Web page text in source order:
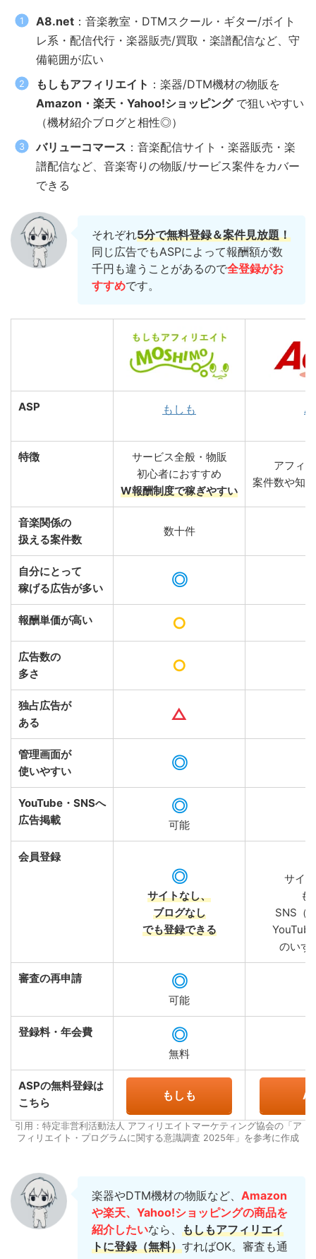
A8.net ：音楽教室・DTMスクール・ギター/ボイト
レ系・配信代行・楽器販売/買取・楽譜配信など、守
備範囲が広い
もしもアフィリエイト ：楽器/DTM機材の物販を
Amazon・楽天・Yahoo!ショッピングで狙いやすい
（機材紹介ブログと相性◎）
バリューコマース ：音楽配信サイト・楽器販売・楽
譜配信など、音楽寄りの物販/サービス案件をカバー
できる
それぞれ5分で無料登録＆案件見放題！
同じ広告でもASPによって報酬額が数
千円も違うことがあるので全登録がお
すすめです。
ASP もしも
特徴
サービス全般・物販
初心者におすすめ
W報酬制度で稼ぎやすい
アフィ
案件数や知
音楽関係の
扱える案件数
数十件
自分にとって
稼げる広告が多い
◎
報酬単価が高い ○
広告数の
多さ
○
独占広告が
ある
△
管理画面が
使いやすい
◎
YouTube ・SNSへ
広告掲載
◎
可能
会員登録
◎
サイトなし、
ブログなし
でも登録できる
サイ
も
SNS（
のいず
審査の再申請 ◎
可能
登録料・年会費 ◎
無料
ASPの無料登録は
こちら
もしも
引用：特定非営利活動法人 アフィリエイトマーケティング協会の「ア
フィリエイト・プログラムに関する意識調査 2025年」を参考に作成
楽器やDTM機材の物販など、 Amazon
や楽天、Yahoo!ショッピングの商品を
紹介したいなら、 もしもアフィリエイ
トに登録（無料）すればOK。審査も通